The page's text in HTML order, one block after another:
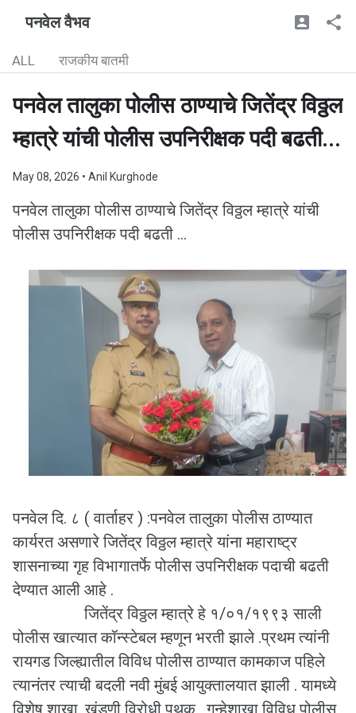
पनवेल वैभव
ALL राजकीय बातमी
पनवेल तालुका पोलीस ठाण्याचे जितेंद्र विठ्ठल
म्हात्रे यांची पोलीस उपनिरीक्षक पदी बढती...
May 08, 2026 • Anil Kurghode
पनवेल तालुका पोलीस ठाण्याचे जितेंद्र विठ्ठल म्हात्रे यांची
पोलीस उपनिरीक्षक पदी बढती ...
पनवेल दि. ८ ( वार्ताहर ) :पनवेल तालुका पोलीस ठाण्यात
कार्यरत असणारे जितेंद्र विठ्ठल म्हात्रे यांना महाराष्ट्र
शासनाच्या गृह विभागातर्फे पोलीस उपनिरीक्षक पदाची बढती
देण्यात आली आहे .
जितेंद्र विठ्ठल म्हात्रे हे १/०१/१९९३ साली
पोलीस खात्यात कॉन्स्टेबल म्हणून भरती झाले .प्रथम त्यांनी
रायगड जिल्ह्यातील विविध पोलीस ठाण्यात कामकाज पहिले
त्यानंतर त्याची बदली नवी मुंबई आयुक्तालयात झाली . यामध्ये
विशेष शाखा ,खंडणी विरोधी पथक , गुन्हेशाखा विविध पोलीस